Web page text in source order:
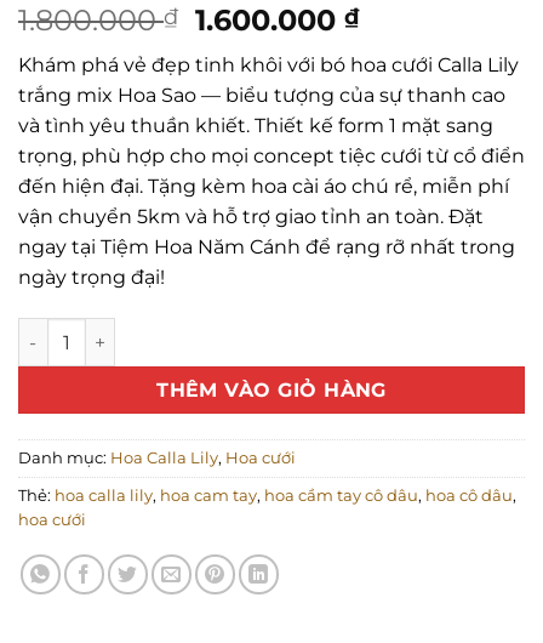
1.800.000₫
Giá
gốc
là:
1.800.000 ₫.
1.600.000₫Giá
hiện
tại
là:
1.600.000 ₫.
Khám phá vẻ đẹp tinh khôi với bó hoa cưới Calla Lily
trắng mix Hoa Sao — biểu tượng của sự thanh cao
và tình yêu thuần khiết. Thiết kế form 1 mặt sang
trọng, phù hợp cho mọi concept tiệc cưới từ cổ điển
đến hiện đại. Tặng kèm hoa cài áo chú rể, miễn phí
vận chuyển 5km và hỗ trợ giao tỉnh an toàn. Đặt
ngay tại Tiệm Hoa Năm Cánh để rạng rỡ nhất trong
ngày trọng đại!
Hoa cưới calla lily mix hoa sao trắng số lượng
THÊM VÀO GIỎ HÀNG
Danh mục: Hoa Calla Lily, Hoa cưới
Thẻ: hoa calla lily, hoa cam tay, hoa cầm tay cô dâu, hoa cô dâu,
hoa cưới